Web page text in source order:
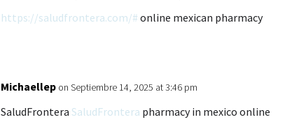
https://saludfrontera.com/# online mexican pharmacy
Michaellep on Septiembre 14, 2025 at 3:46 pm
SaludFrontera SaludFrontera pharmacy in mexico online